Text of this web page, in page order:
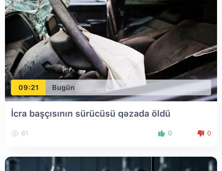
09:21 Bugün
İcra başçısının sürücüsü qəzada öldü
61 0 0